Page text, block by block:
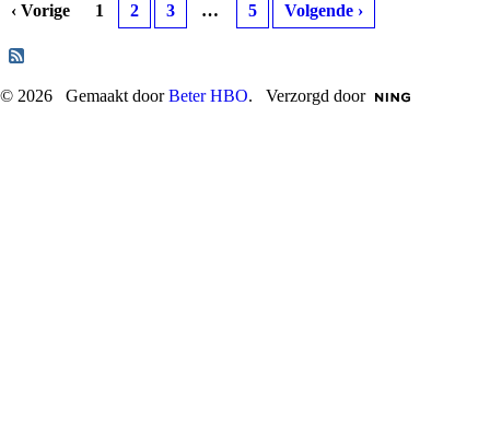
‹ Vorige 1 2 3 … 5 Volgende ›
© 2026 Gemaakt doorBeter HBO. Verzorgd door